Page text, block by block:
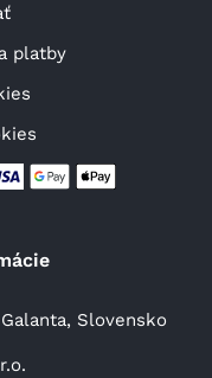
platby
Slovensko